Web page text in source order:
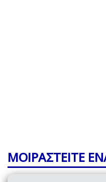
ΜΟΙΡΑΣΤΕΙΤΕ